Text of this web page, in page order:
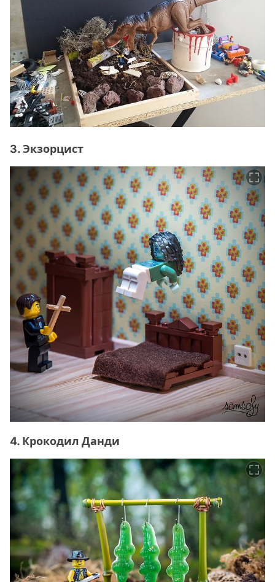
3. Экзорцист
4. Крокодил Данди